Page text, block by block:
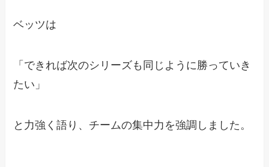
ベッツは
「できれば次のシリーズも同じように勝っていき
たい」
と力強く語り、チームの集中力を強調しました。